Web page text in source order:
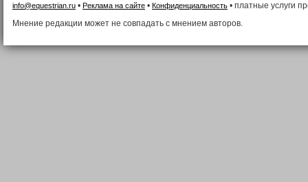
info@equestrian.ru • Реклама на сайте • Конфиденциальность • платные услуги
Мнение редакции может не совпадать с мнением авторов.